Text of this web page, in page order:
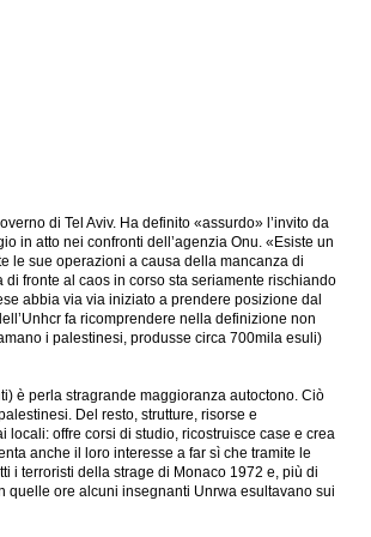
di Tel Aviv. Ha definito «assurdo» l’invito da
in atto nei confronti dell’agenzia Onu. «Esiste un
le sue operazioni a causa della mancanza di
fronte al caos in corso sta seriamente rischiando
abbia via via iniziato a prendere posizione dal
fa ricomprendere nella definizione non
i palestinesi, produsse circa 700mila esuli)
è perla stragrande maggioranza autoctono. Ciò
Del resto, strutture, risorse e
locali: offre corsi di studio, ricostruisce case e crea
anche il loro interesse a far sì che tramite le
i terroristi della strage di Monaco 1972 e, più di
quelle ore alcuni insegnanti Unrwa esultavano sui